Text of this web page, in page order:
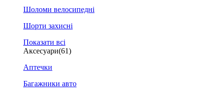
Шоломи велосипедні
Шорти захисні
Показати всі
Аксесуари(61)
Аптечки
Багажники авто